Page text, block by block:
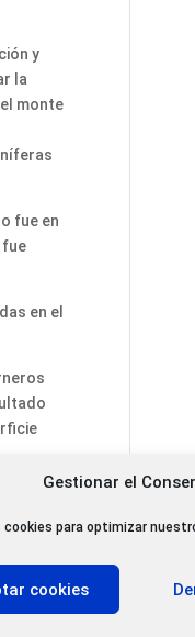
Gestionar el
para optimizar
cookies
y
la
monte
fue en
fue
en el
la
11.000 oyentes
11.000 Gracias